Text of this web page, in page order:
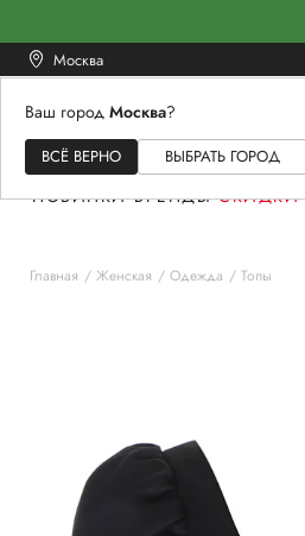
Москва
Ваш город Москва?
ВСЁ ВЕРНО ВЫБРАТЬ ГОРОД
ЖЕНСКОЕМУЖСКОЕ
НОВИНКИ БРЕНДЫ СКИДКИ
Главная Женская Одежда Топы